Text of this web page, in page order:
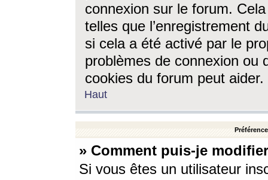
connexion sur le forum.
telles que l’enregistrement
si cela a été activé par le
problèmes de connexion ou
cookies du forum peut aider.
Haut
» Comment puis-je
Si vous êtes un utilisateur